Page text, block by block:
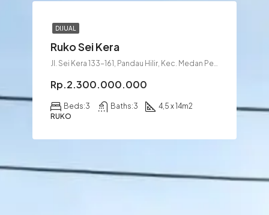
DIJUAL
Ruko Sei Kera
Jl. Sei Kera 133-161, Pandau Hilir, Kec. Medan Perjuangan, Kota Medan, Sumatera Utara 20233
Rp.2.300.000.000
Beds:3 Baths:3 4,5 x 14m2
RUKO